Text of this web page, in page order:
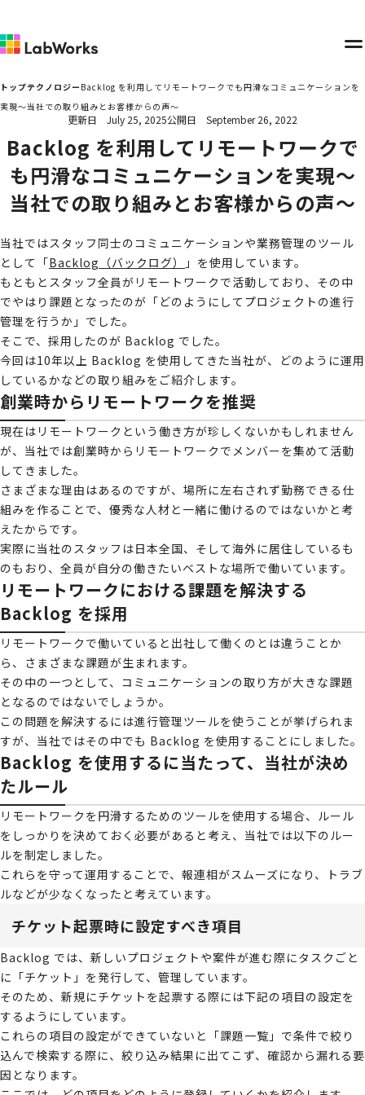
ニ
トップテクノロジー Backlog を利用してリモートワークでも円滑なコミュニケーションを
実現〜当社での取り組みとお客様からの声〜
更新日 July 25, 2025公開日 September 26, 2022
Backlog を利用してリモートワークで
も円滑なコミュニケーションを実現〜
当社での取り組みとお客様からの声〜
当社ではスタッフ同士のコミュニケーションや業務管理のツール
として「Backlog（バックログ）
」を使用しています。
もともとスタッフ全員がリモートワークで活動しており、その中
でやはり課題となったのが「どのようにしてプロジェクトの進行
管理を行うか」でした。
そこで、採用したのが Backlog でした。
今回は10年以上 Backlog を使用してきた当社が、どのように運用
しているかなどの取り組みをご紹介します。
創業時からリモートワークを推奨
現在はリモートワークという働き方が珍しくないかもしれません
が、当社では創業時からリモートワークでメンバーを集めて活動
してきました。
さまざまな理由はあるのですが、場所に左右されず勤務できる仕
組みを作ることで、優秀な人材と一緒に働けるのではないかと考
えたからです。
実際に当社のスタッフは日本全国、そして海外に居住しているも
のもおり、全員が自分の働きたいベストな場所で働いています。
リモートワークにおける課題を解決する
Backlog を採用
リモートワークで働いていると出社して働くのとは違うことか
ら、さまざまな課題が生まれます。
その中の一つとして、コミュニケーションの取り方が大きな課題
となるのではないでしょうか。
この問題を解決するには進行管理ツールを使うことが挙げられま
すが、当社ではその中でも Backlog を使用することにしました。
Backlog を使用するに当たって、当社が決め
たルール
リモートワークを円滑するためのツールを使用する場合、ルール
をしっかりを決めておく必要があると考え、当社では以下のルー
ルを制定しました。
これらを守って運用することで、報連相がスムーズになり、トラブ
ルなどが少なくなったと考えています。
チケット起票時に設定すべき項目
Backlog では、新しいプロジェクトや案件が進む際にタスクごと
に「チケット」を発行して、管理しています。
そのため、新規にチケットを起票する際には下記の項目の設定を
するようにしています。
これらの項目の設定ができていないと「課題一覧」で条件で絞り
込んで検索する際に、絞り込み結果に出てこず、確認から漏れる要
因となります。